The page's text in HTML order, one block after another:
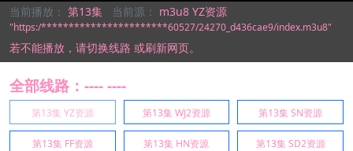
当前播放： 第13集 当前源： m3u8 YZ资源
"https:/***********************60527/24270_d436cae9/index.m3u8"
若不能播放， 请切换线路 或刷新网页。
全部线路：---- ----
第13集 YZ资源 第13集 WJ2资源 第13集 SN资源
第13集 FF资源 第13集 HN资源 第13集 SD2资源